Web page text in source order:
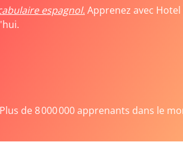
espagnol.Apprenez avec
de 8 000 000 apprenants dans le